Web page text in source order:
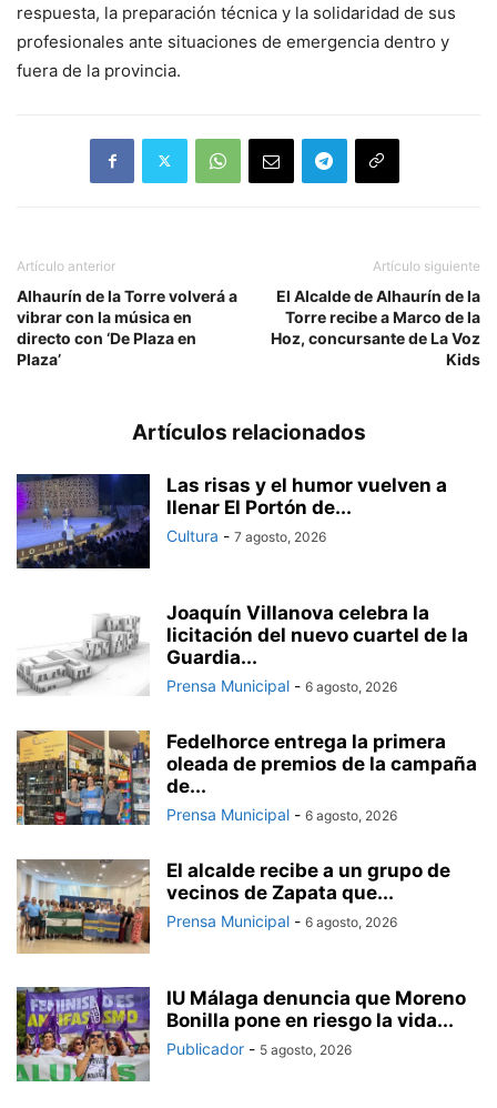
respuesta, la preparación técnica y la solidaridad de sus
profesionales ante situaciones de emergencia dentro y
fuera de la provincia.
Artículo anterior
Alhaurín de la Torre volverá a
vibrar con la música en
directo con ‘De Plaza en
Plaza’
Artículo siguiente
El Alcalde de Alhaurín de la
Torre recibe a Marco de la
Hoz, concursante de La Voz
Kids
Artículos relacionados
Las risas y el humor vuelven a
llenar El Portón de...
Cultura - 7 agosto, 2026
Joaquín Villanova celebra la
licitación del nuevo cuartel de la
Guardia...
Prensa Municipal - 6 agosto, 2026
Fedelhorce entrega la primera
oleada de premios de la campaña
de...
Prensa Municipal - 6 agosto, 2026
El alcalde recibe a un grupo de
vecinos de Zapata que...
Prensa Municipal - 6 agosto, 2026
IU Málaga denuncia que Moreno
Bonilla pone en riesgo la vida...
Publicador - 5 agosto, 2026